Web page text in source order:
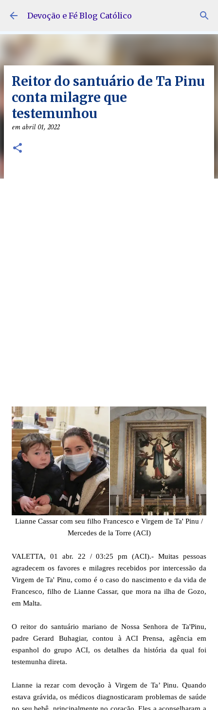
Pular para o conteúdo principal
Devoção e Fé Blog Católico
Reitor do santuário de Ta Pinu
conta milagre que
testemunhou
emabril 01, 2022
Lianne Cassar com seu filho Francesco e Virgem de Ta' Pinu /
Mercedes de la Torre (ACI)
VALETTA, 01 abr. 22 / 03:25 pm (ACI).- Muitas pessoas
agradecem os favores e milagres recebidos por intercessão da
Virgem de Ta' Pinu, como é o caso do nascimento e da vida de
Francesco, filho de Lianne Cassar, que mora na ilha de Gozo,
em Malta.
O reitor do santuário mariano de Nossa Senhora de Ta'Pinu,
padre Gerard Buhagiar, contou à ACI Prensa, agência em
espanhol do grupo ACI, os detalhes da história da qual foi
testemunha direta.
Lianne ia rezar com devoção à Virgem de Ta’ Pinu. Quando
estava grávida, os médicos diagnosticaram problemas de saúde
no seu bebê, principalmente no coração. Eles a aconselharam a